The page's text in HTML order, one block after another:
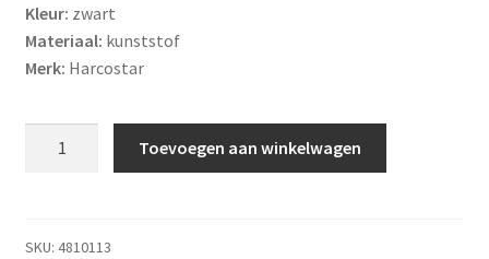
Kleur: zwart
Materiaal: kunststof
Merk: Harcostar
Mini
Toevoegen aan winkelwagen
SKU: 4810113